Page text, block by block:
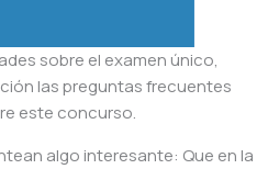
sobre el examen único,
las preguntas frecuentes
este concurso.
algo interesante: Que en la